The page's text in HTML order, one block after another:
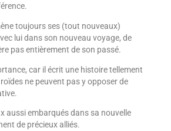
toujours ses (tout nouveaux)
lui dans son nouveau voyage, de
pas entièrement de son passé.
car il écrit une histoire tellement
ne peuvent pas y opposer de
aussi embarqués dans sa nouvelle
de précieux alliés.